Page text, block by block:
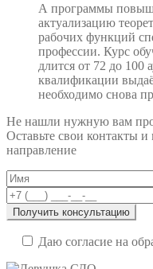
А программы
актуализацию
рабочих функций
профессии. Курс
длится от 72 до 100
квалификации
необходимо снова
Не нашли нужную вам
Оставьте свои контакты
направление
Даю согласие на